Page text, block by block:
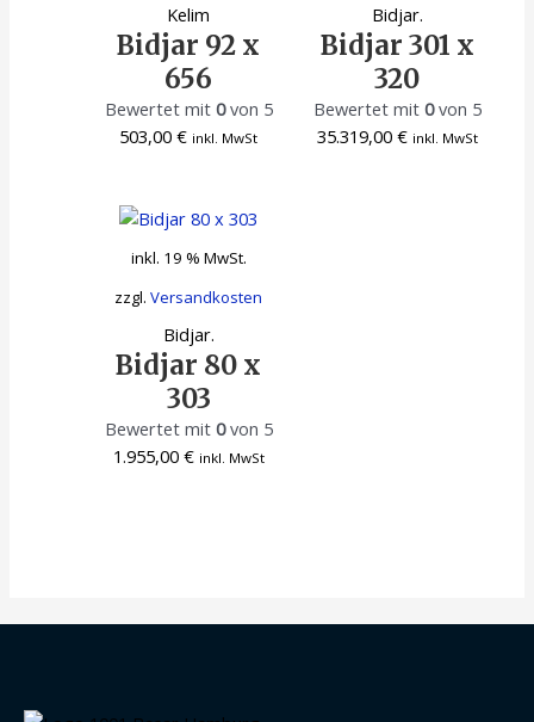
Kelim
Bidjar 92 x
656
Bewertet mit 0von 5
503,00€ inkl. MwSt
Bidjar.
Bidjar 301 x
320
Bewertet mit 0von 5
35.319,00 € inkl. MwSt
inkl. 19 % MwSt.
zzgl.Versandkosten
Bidjar.
Bidjar 80 x
303
Bewertet mit 0von 5
1.955,00 € inkl. MwSt